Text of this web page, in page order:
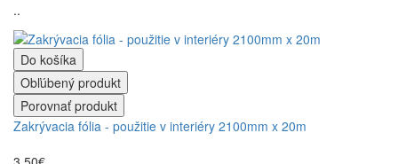
..
Do košíka
Obľúbený produkt
Porovnať produkt
Zakrývacia fólia - použitie v interiéry 2100mm x 20m